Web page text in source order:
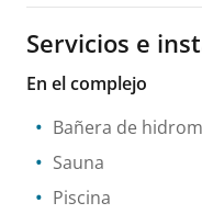
Servicios e
En el complejo
Bañera de
Sauna
Piscina